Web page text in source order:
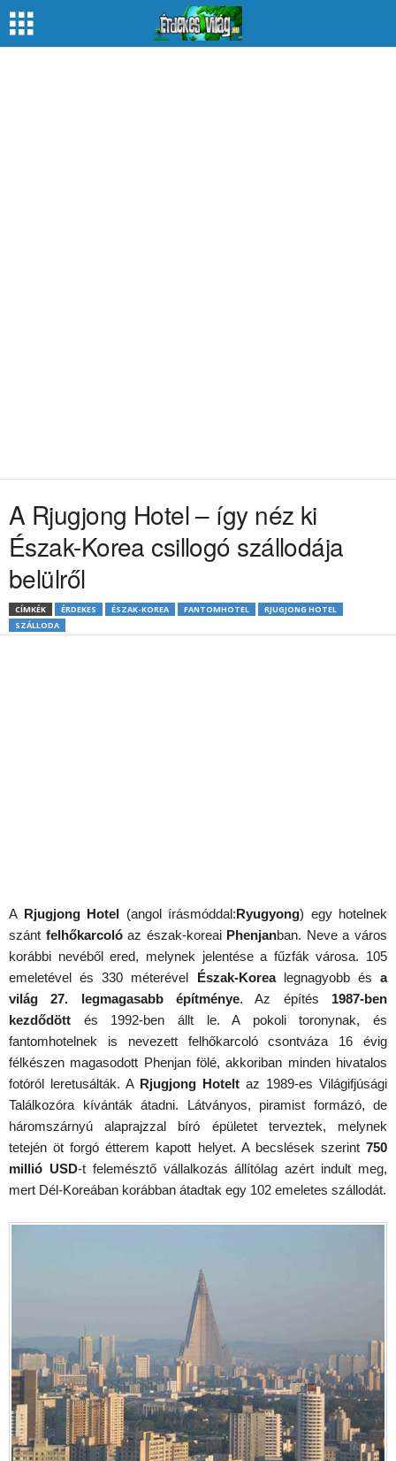
A Rjugjong Hotel – így néz ki
Észak-Korea csillogó szállodája
belülről
CÍMKÉK ÉRDEKES ÉSZAK-KOREA FANTOMHOTEL
RJUGJONG HOTEL
SZÁLLODA
A Rjugjong Hotel (angol írásmóddal:Ryugyong) egy hotelnek
szánt felhőkarcolóaz észak-koreai Phenjanban. Neve a város
korábbi nevéből ered, melynek jelentése a fűzfák városa. 105
emeletével és 330 méterével Észak-Korealegnagyobb ésa
világ 27. legmagasabb építménye. Az építés 1987-ben
kezdődött és 1992-ben állt le. A pokoli toronynak, és
fantomhotelnek is nevezett felhőkarcoló csontváza 16 évig
félkészen magasodott Phenjan fölé, akkoriban minden hivatalos
fotóról leretusálták. A Rjugjong Hotelt az 1989-es Világifjúsági
Találkozóra kívánták átadni. Látványos, piramist formázó, de
háromszárnyú alaprajzzal bíró épületet terveztek, melynek
tetején öt forgó étterem kapott helyet. A becslések szerint750
millió USD-t felemésztő vállalkozás állítólag azért indult meg,
mert Dél-Koreában korábban átadtak egy 102 emeletes szállodát.